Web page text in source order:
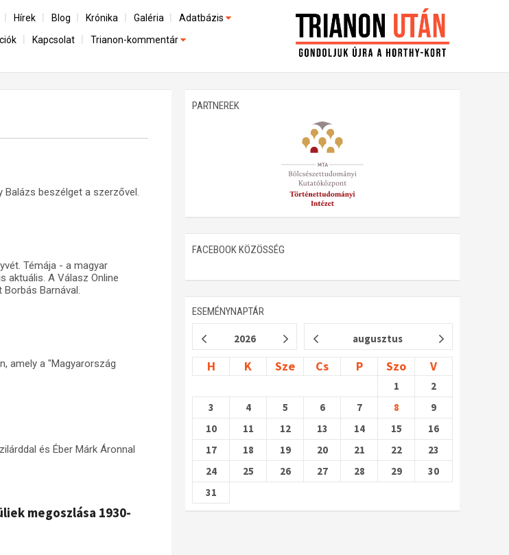
társadalom
működéséről
Hírek Blog Krónika Galéria Adatbázis
Emlékművek (feltöltés alatt)
Kapcsolat Trianon-kommentár
beszélget a szerzővel.
Témája - a magyar
aktuális. A Válasz Online
Barnával.
amely a "Magyarország
és Éber Márk Áronnal
megoszlása 1930-
PARTNEREK
FACEBOOK KÖZÖSSÉG
ESEMÉNYNAPTÁR
2026 augusztus
H K Sze Cs P Szo V
1
2
3
4 5 6 7 8
9
10
11 12 13 14 15
16
17
18 19 20 21 22
23
24
25 26 27 28 29
30
31